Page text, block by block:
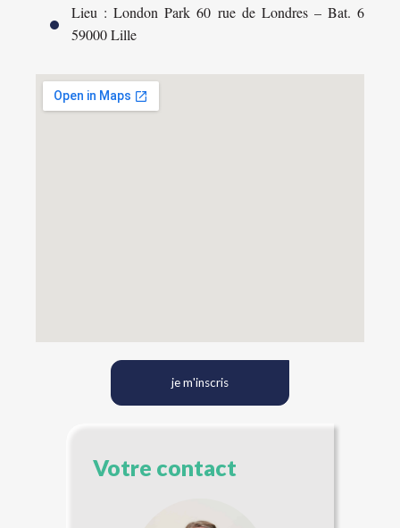
Lieu : London Park 60 rue de Londres – Bat. 6
59000 Lille
je m'inscris
Votre contact